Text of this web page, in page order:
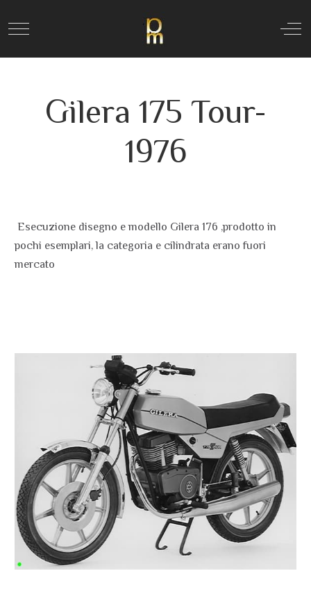
Mobile Menu Toggle Off-
Gilera 175 Tour-
1976
Esecuzione disegno e modello Gilera 176 ,prodotto in
pochi esemplari, la categoria e cilindrata erano fuori
mercato